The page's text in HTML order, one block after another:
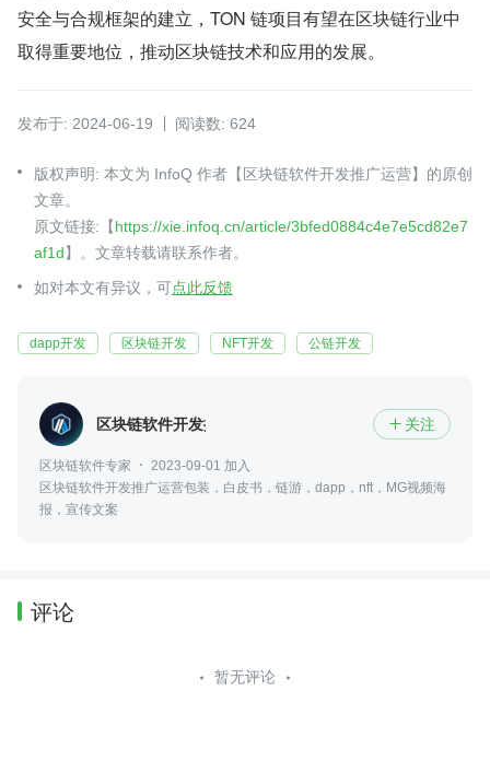
安全与合规框架的建立，TON 链项目有望在区块链行业中
取得重要地位，推动区块链技术和应用的发展。
发布于: 2024-06-19 阅读数: 624
版权声明: 本文为 InfoQ 作者【区块链软件开发推广运营】的原创
文章。
原文链接:【https://xie.infoq.cn/article/3bfed0884c4e7e5cd82e7
af1d】。文章转载请联系作者。
如对本文有异议，可点此反馈
dapp开发 区块链开发 NFT开发 公链开发
区块链软件开发推广运营  关注
区块链软件专家
2023-09-01 加入
区块链软件开发推广运营包装，白皮书，链游，dapp，nft，MG视频海
报，宣传文案
评论
暂无评论